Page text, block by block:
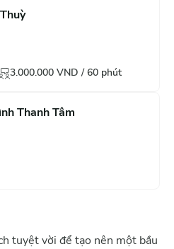
3.000.000 VND /60 phút
Thanh Tâm
tuyệt vời để tạo nên một bầu